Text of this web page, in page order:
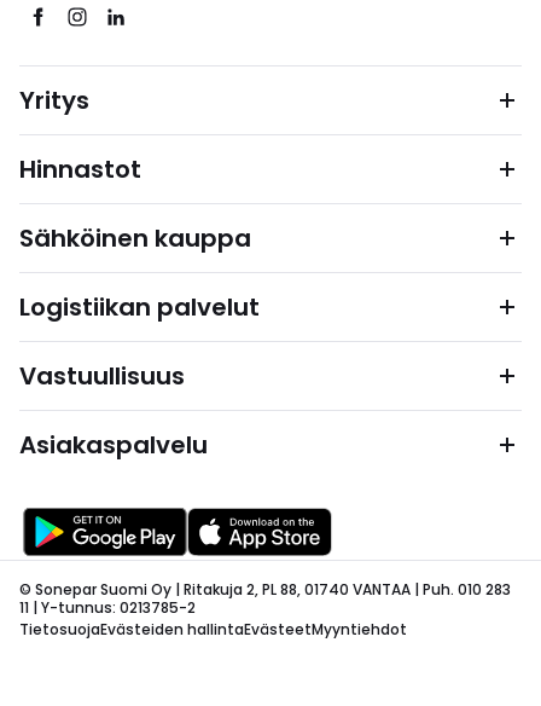
Yritys
Hinnastot
Sähköinen kauppa
Logistiikan palvelut
Vastuullisuus
Asiakaspalvelu
© Sonepar Suomi Oy | Ritakuja 2, PL 88, 01740 VANTAA | Puh. 010 283
11 | Y-tunnus: 0213785-2
TietosuojaEvästeiden hallintaEvästeetMyyntiehdot